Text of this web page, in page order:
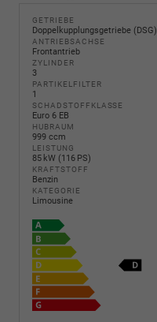
GETRIEBE
Doppelkupplungsgetriebe (DSG)
ANTRIEBSACHSE
Frontantrieb
ZYLINDER
3
PARTIKELFILTER
1
SCHADSTOFFKLASSE
Euro 6 EB
HUBRAUM
999 ccm
LEISTUNG
85 kW (116 PS)
KRAFTSTOFF
Benzin
KATEGORIE
Limousine